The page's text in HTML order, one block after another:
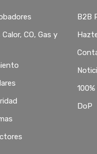
CO, Gas y
B2B
DoP